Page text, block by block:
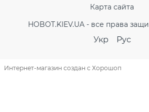
Карта сайта
HOBOT.KIEV.UA - все права
Укр Рус
Интернет-магазин создан с Хорошоп